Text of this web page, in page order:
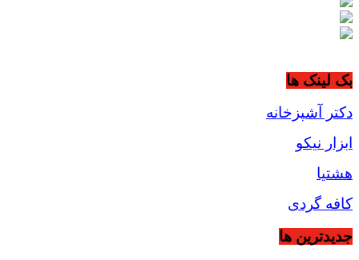
بک لینک ها
دکتر آشپزخانه
ابزار نیکو
هشتیا
کافه گردی
جديدترين ها